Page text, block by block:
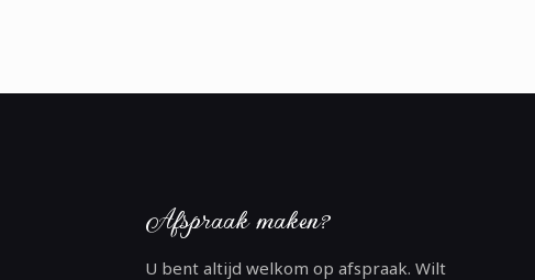
Afspraak maken?
U bent altijd welkom op afspraak. Wilt